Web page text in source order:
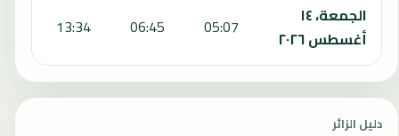
الجمعة، ١٤
أغسطس ٢٠٢٦
05:07
06:45
13:34
دليل الزائر